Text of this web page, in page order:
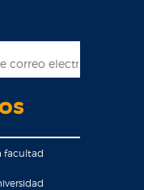
facultad